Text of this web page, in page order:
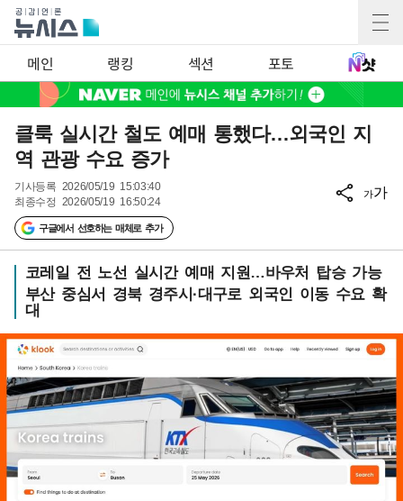
메인 랭킹 섹션 포토
클룩 실시간 철도 예매 통했다…외국인 지
역 관광 수요 증가
기사등록 2026/05/19 15:03:40
최종수정 2026/05/19 16:50:24
구글에서 선호하는 매체로 추가
가가
코레일 전 노선 실시간 예매 지원…바우처 탑승 가능
부산 중심서 경북 경주시·대구로 외국인 이동 수요 확
대